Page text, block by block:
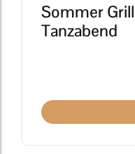
Sommer
Tanzabend